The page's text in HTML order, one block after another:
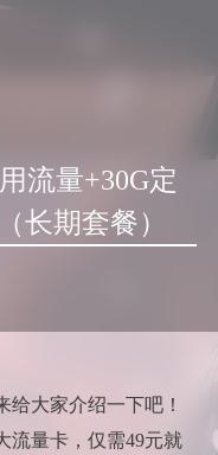
流量+30G定
长期套餐）
大家介绍一下吧！
流量卡，仅需49元就